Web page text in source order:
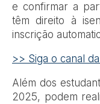
e confirmar a
têm direito à
inscrição
>> Siga o canal da
Além dos
2025, podem